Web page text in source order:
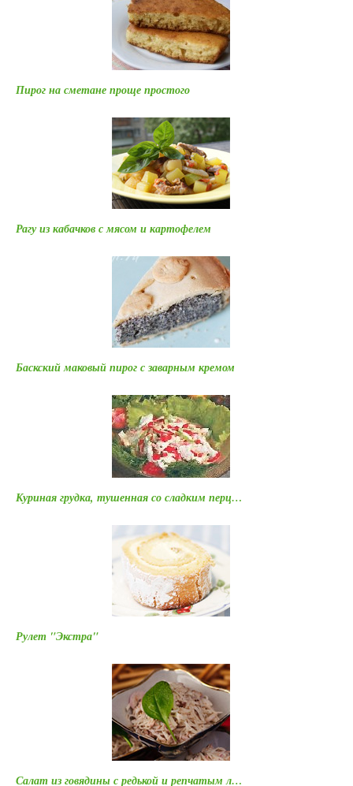
Пирог на сметане проще простого
Рагу из кабачков с мясом и картофелем
Баскский маковый пирог с заварным кремом
Куриная грудка, тушенная со сладким перц…
Рулет "Экстра"
Салат из говядины с редькой и репчатым л…